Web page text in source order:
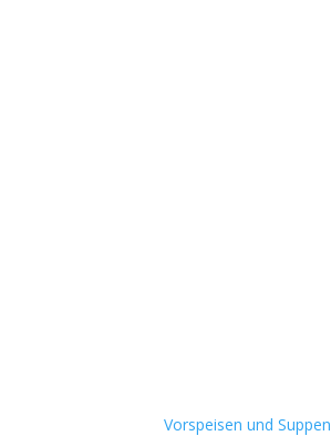
Vorspeisen und Suppen